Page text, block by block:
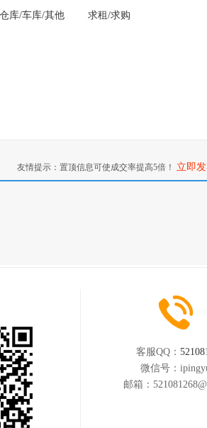
库/车库/其他 求租/求购
友情提示：置顶信息可使成交率提高5倍！ 立即
客服QQ：
微信号：
邮箱：